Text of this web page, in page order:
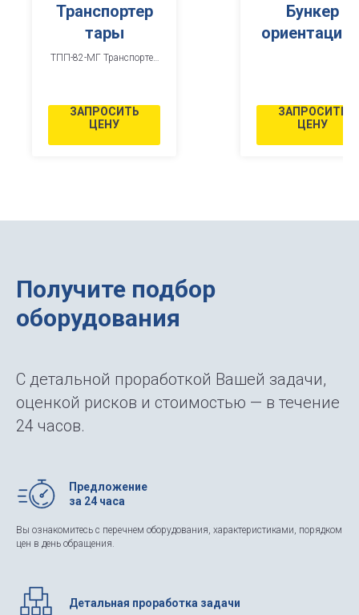
Транспортер
тары
ТПП-82-МГ Транспортер
ЗАПРОСИТЬ
ЦЕНУ
Бункер
ориентации
ЗАПРОСИТЬ
ЦЕНУ
Получите подбор
оборудования
С детальной проработкой Вашей задачи,
оценкой рисков и стоимостью — в течение
24 часов.
Предложение
за 24 часа
Вы ознакомитесь с перечнем оборудования, характеристиками, порядком
цен в день обращения.
Детальная проработка задачи